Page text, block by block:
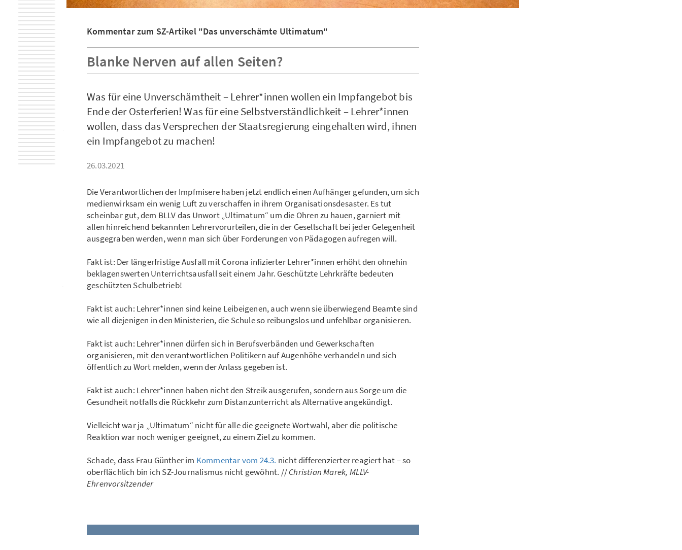
Kommentar zum SZ-Artikel "Das unverschämte Ultimatum"
Blanke Nerven auf allen Seiten?
Was für eine Unverschämtheit – Lehrer*innen wollen ein Impfangebot bis
Ende der Osterferien! Was für eine Selbstverständlichkeit – Lehrer*innen
wollen, dass das Versprechen der Staatsregierung eingehalten wird, ihnen
ein Impfangebot zu machen!
26.03.2021
Die Verantwortlichen der Impfmisere haben jetzt endlich einen Aufhänger gefunden, um sich
medienwirksam ein wenig Luft zu verschaffen in ihrem Organisationsdesaster. Es tut
scheinbar gut, dem BLLV das Unwort „Ultimatum“ um die Ohren zu hauen, garniert mit
allen hinreichend bekannten Lehrervorurteilen, die in der Gesellschaft bei jeder Gelegenheit
ausgegraben werden, wenn man sich über Forderungen von Pädagogen aufregen will.
Fakt ist: Der längerfristige Ausfall mit Corona infizierter Lehrer*innen erhöht den ohnehin
beklagenswerten Unterrichtsausfall seit einem Jahr. Geschützte Lehrkräfte bedeuten
geschützten Schulbetrieb!
Fakt ist auch: Lehrer*innen sind keine Leibeigenen, auch wenn sie überwiegend Beamte sind
wie all diejenigen in den Ministerien, die Schule so reibungslos und unfehlbar organisieren.
Fakt ist auch: Lehrer*innen dürfen sich in Berufsverbänden und Gewerkschaften
organisieren, mit den verantwortlichen Politikern auf Augenhöhe verhandeln und sich
öffentlich zu Wort melden, wenn der Anlass gegeben ist.
Fakt ist auch: Lehrer*innen haben nicht den Streik ausgerufen, sondern aus Sorge um die
Gesundheit notfalls die Rückkehr zum Distanzunterricht als Alternative angekündigt.
Vielleicht war ja „Ultimatum“ nicht für alle die geeignete Wortwahl, aber die politische
Reaktion war noch weniger geeignet, zu einem Ziel zu kommen.
Schade, dass Frau Günther im Kommentar vom 24.3. nicht differenzierter reagiert hat – so
oberflächlich bin ich SZ-Journalismus nicht gewöhnt. //Christian Marek, MLLV-
Ehrenvorsitzender